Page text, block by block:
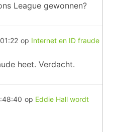
League gewonnen?
op Internet en ID fraude
heet. Verdacht.
op Eddie Hall wordt